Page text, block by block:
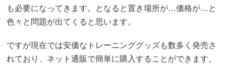
も必要になってきます。となると置き場所が…価格が…と
色々と問題が出てくると思います。
ですが現在では安価なトレーニンググッズも数多く発売さ
れており、ネット通販で簡単に購入することができます。